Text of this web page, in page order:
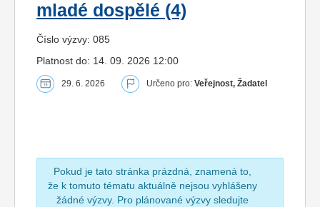
mladé dospělé (4)
Číslo výzvy: 085
Platnost do: 14. 09. 2026 12:00
29. 6. 2026 Určeno pro: Veřejnost, Žadatel
Pokud je tato stránka prázdná, znamená to,
že k tomuto tématu aktuálně nejsou vyhlášeny
žádné výzvy. Pro plánované výzvy sledujte